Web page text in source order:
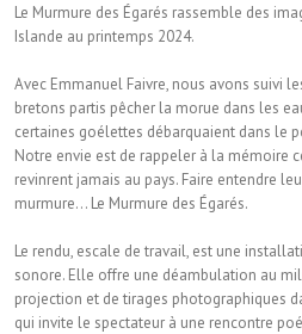
Le Murmure des Égarés rassemble des
Islande au printemps 2024.
Avec Emmanuel Faivre, nous avons suivi
bretons partis pêcher la morue dans les
certaines goélettes débarquaient dans le
Notre envie est de rappeler à la mémoire
revinrent jamais au pays. Faire entendre
murmure… Le Murmure des Égarés.
Le rendu, escale de travail, est une
sonore. Elle offre une déambulation au
projection et de tirages photographiques
qui invite le spectateur à une rencontre